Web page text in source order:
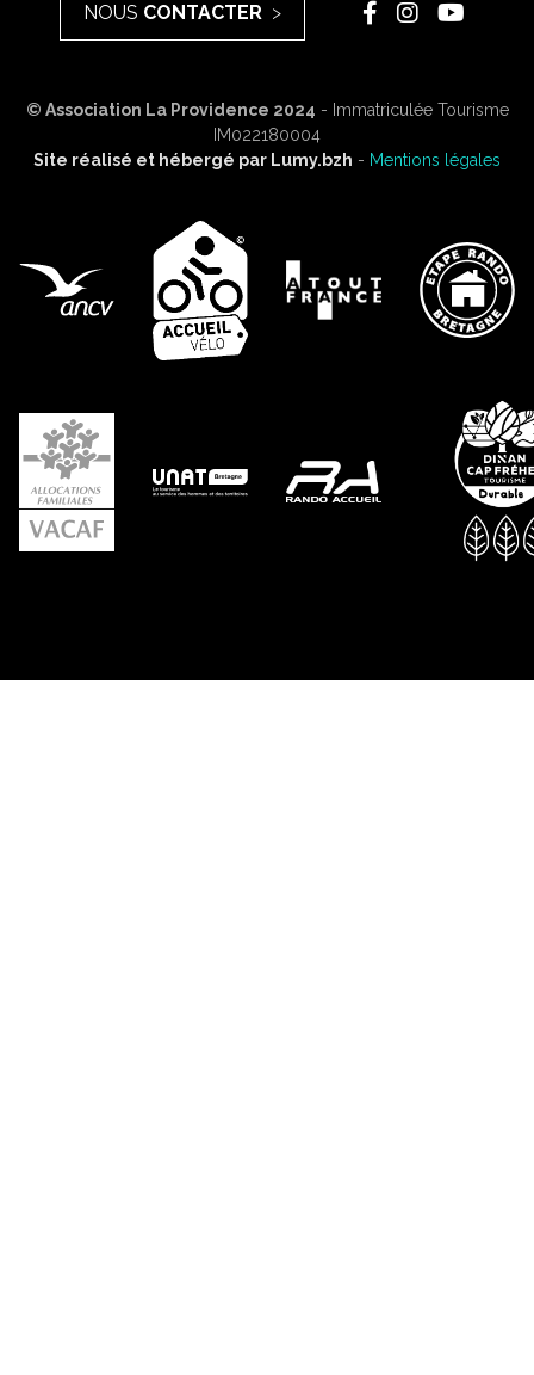
NOUS CONTACTER
© Association La Providence 2024 - Immatriculée Tourisme
IM022180004
Site réalisé et hébergé par Lumy.bzh - Mentions légales